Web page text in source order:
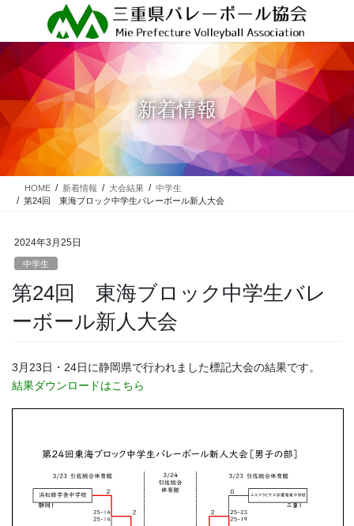
テ
ン
ツ
動
ゲ
ー
シ
に
新着情報
HOME 新着情報 大会結果
中学生
第24回 東海ブロック中学生バレーボール新人大会
2024年3月25日
中学生
第24回 東海ブロック中学生バレ
ーボール新人大会
3月23日・24日に静岡県で行われました標記大会の結果です。
結果ダウンロードはこちら